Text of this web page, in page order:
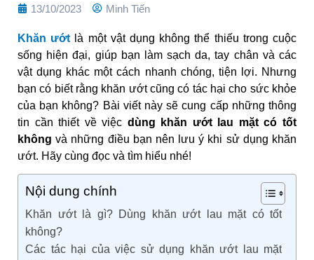
13/10/2023 Minh Tiến
Khăn ướt là một vật dụng không thể thiếu trong cuộc
sống hiện đại, giúp bạn làm sạch da, tay chân và các
vật dụng khác một cách nhanh chóng, tiện lợi. Nhưng
bạn có biết rằng khăn ướt cũng có tác hại cho sức khỏe
của bạn không? Bài viết này sẽ cung cấp những thông
tin cần thiết về việc dùng khăn ướt lau mặt có tốt
không và những điều bạn nên lưu ý khi sử dụng khăn
ướt. Hãy cùng đọc và tìm hiểu nhé!
Nội dung chính
Khăn ướt là gì? Dùng khăn ướt lau mặt có tốt
không?
Các tác hại của việc sử dụng khăn ướt lau mặt